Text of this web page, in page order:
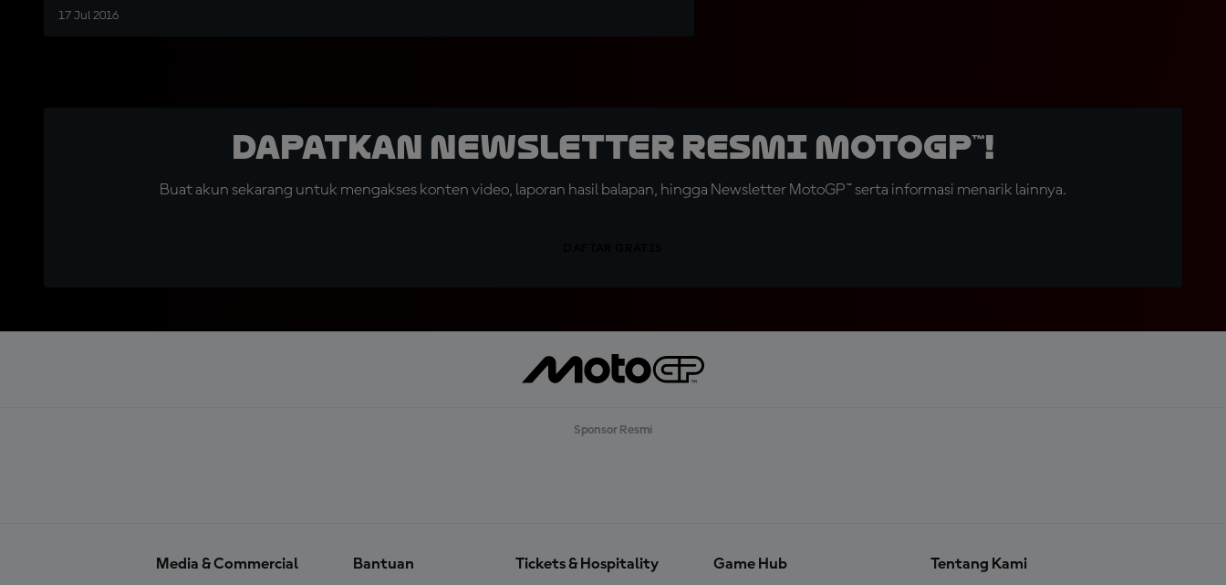
17 Jul 2016
Dapatkan Newsletter Resmi MotoGP™!
Buat akun sekarang untuk mengakses konten video, laporan hasil balapan, hingga Newsletter MotoGP™ serta informasi menarik lainnya.
Sponsor Resmi
Media & Commercial Bantuan Tickets & Hospitality Game Hub Tentang Kami